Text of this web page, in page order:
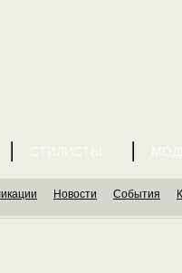
СТИЛИСТЫ
Новости События